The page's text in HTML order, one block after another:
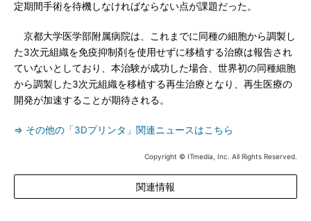
定期間手術を待機しなければならない点が課題だった。
京都大学医学部附属病院は、これまでに同種の細胞から調製し
た3次元組織を免疫抑制剤を使用せずに移植する治療は報告され
ていないとしており、本治験が成功した場合、世界初の同種細胞
から調製した3次元組織を移植する再生治療となり、再生医療の
開発が加速することが期待される。
⇒ その他の「3Dプリンタ」関連ニュースはこちら
Copyright © ITmedia, Inc. All Rights Reserved.
関連情報